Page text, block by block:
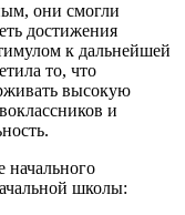
они смогли
достижения
к дальнейшей
то, что
высокую
и
начального
школы: